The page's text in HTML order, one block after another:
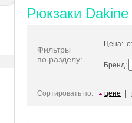
Рюкзаки Dakine
Фильтры
по разделу:
Цена:
Бренд:
Сортировать по: цене